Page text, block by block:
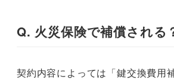
Q. 火災保険で補償される
契約内容によっては「鍵交換費用